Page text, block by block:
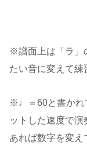
※譜面上は「ラ」
たい音に変えて練
※♩＝60と書かれ
ットした速度で
あれば数字を変え